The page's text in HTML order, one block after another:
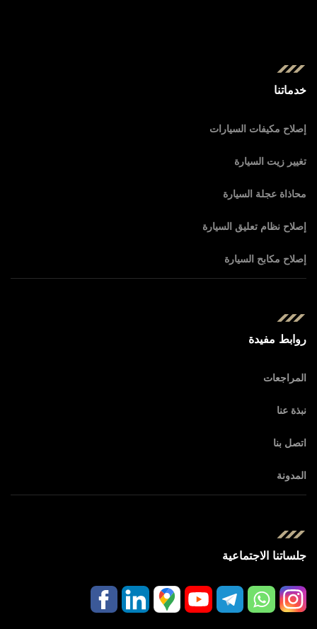
خدماتنا
إصلاح مكيفات السيارات
تغيير زيت السيارة
محاذاة عجلة السيارة
إصلاح نظام تعليق السيارة
إصلاح مكابح السيارة
روابط مفيدة
المراجعات
نبذة عنا
اتصل بنا
المدونة
جلساتنا الاجتماعية